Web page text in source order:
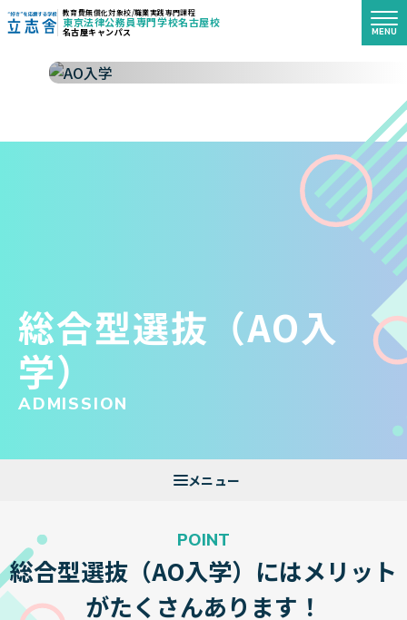
"好き"を応援する学校 立志舎
教育費無償化対象校/職業実践専門課程
東京法律公務員専門学校名古屋校
名古屋キャンパス MENU
総合型選抜（AO入
学）
ADMISSION
総合型選抜（AO入学）にはメリット
がたくさんあります！
POINT